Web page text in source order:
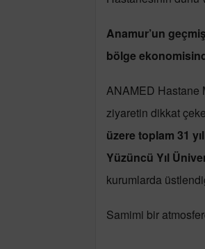
Anamur’un
bölge
ANAMED Hastane
ziyaretin dikkat
üzere toplam 31
Yüzüncü Yıl
kurumlarda
Samimi bir